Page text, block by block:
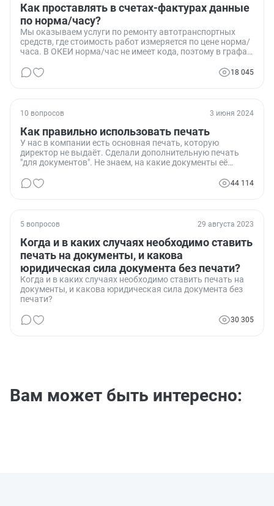
Как проставлять в счетах-фактурах данные
по норма/часу?
Мы оказываем услуги по ремонту автотранспортных
средств, где стоимость работ измеряется по цене норма/
часа. В ОКЕИ норма/час не имеет кода, поэтому в графах
Один из наших контрагентов требует изменить данные в
18 045
10 вопросов 3 июня 2024
Как правильно использовать печать
У нас в компании есть основная печать, которую
директор не выдаёт. Сделали дополнительную печать
"для документов". Не знаем, на какие документы её
указывал, где можно и нельзя использовать эту печать.
44 114
5 вопросов 29 августа 2023
Когда и в каких случаях необходимо ставить
печать на документы, и какова
юридическая сила документа без печати?
Когда и в каких случаях необходимо ставить печать на
документы, и какова юридическая сила документа без
печати?
30 305
Вам может быть интересно: